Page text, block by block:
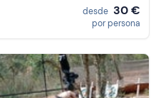
desde 30 €
por persona